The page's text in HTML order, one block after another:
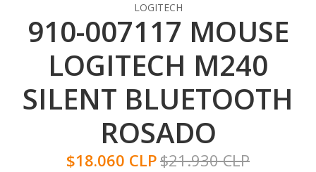
LOGITECH
910-007117 MOUSE
LOGITECH M240
SILENT BLUETOOTH
ROSADO
$18.060 CLP$21.930 CLP